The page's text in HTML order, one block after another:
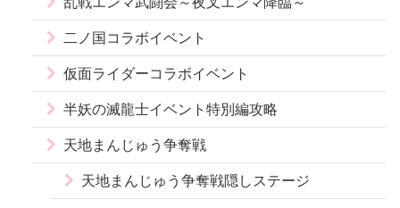
二ノ国コラボイベント
仮面ライダーコラボイベント
半妖の滅龍士イベント特別編攻略
天地まんじゅう争奪戦
天地まんじゅう争奪戦隠しステージ